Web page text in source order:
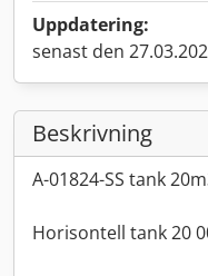
Uppdatering:
senast den
Beskrivning
A-01824-SS tank
Horisontell tank 20